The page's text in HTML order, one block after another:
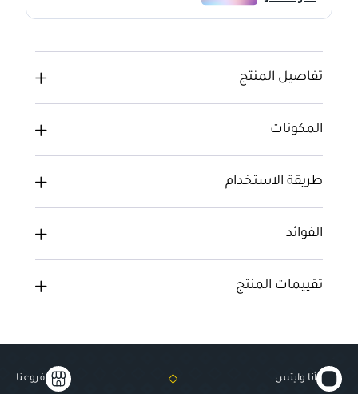
تفاصيل المنتج
المكونات
طريقة الاستخدام
الفوائد
تقييمات المنتج
أنا وايتس فروعنا